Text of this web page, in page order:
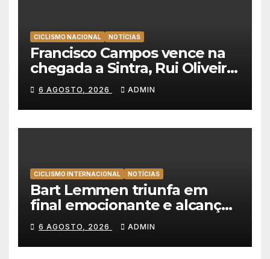
CICLISMO NACIONAL NOTÍCIAS
Francisco Campos vence na
chegada a Sintra, Rui Oliveira
veste de amarelo na Volta a
Portugal
6 AGOSTO, 2026 ADMIN
CICLISMO INTERNACIONAL NOTÍCIAS
Bart Lemmen triunfa em
final emocionante e alcança
a primeira vitória da carreira
na Volta à Polónia
6 AGOSTO, 2026 ADMIN